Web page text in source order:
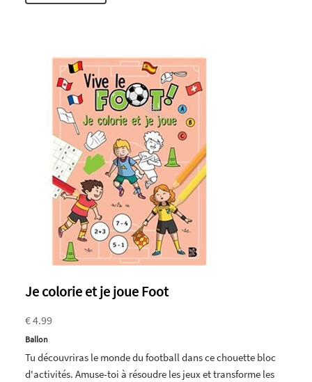
Je colorie et je joue Foot
€ 4.99
Ballon
Tu découvriras le monde du football dans ce chouette bloc
d'activités. Amuse-toi à résoudre les jeux et transforme les